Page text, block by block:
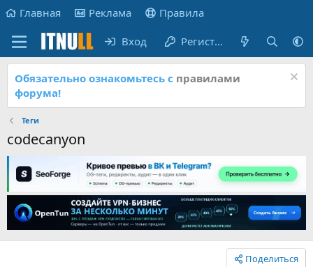
Главная Реклама Правила
Вход Регистрация
Обязательно ознакомьтесь с правилами
форума!
Теги
codecanyon
Поделиться